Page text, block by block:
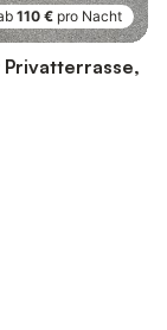
110 € pro Nacht